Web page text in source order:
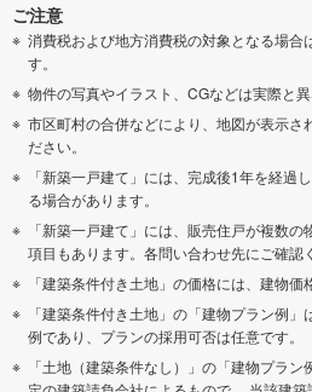
ご注意
消費税および地方消費税の対象となる場合
す。
物件の写真やイラスト、CGなどは実際と異
市区町村の合併などにより、地図が表示さ
ださい。
「新築一戸建て」には、完成後1年を経過
る場合があります。
「新築一戸建て」には、販売住戸が複数
項目もあります。各問い合わせ先にご確認
「建築条件付き土地」の価格には、建物価
「建築条件付き土地」の「建物プラン例
例であり、プランの採用可否は任意です。
「土地（建築条件なし）」の「建物プラ